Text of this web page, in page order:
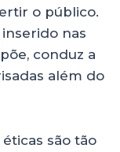
o público.
nas
conduz a
além do
são tão